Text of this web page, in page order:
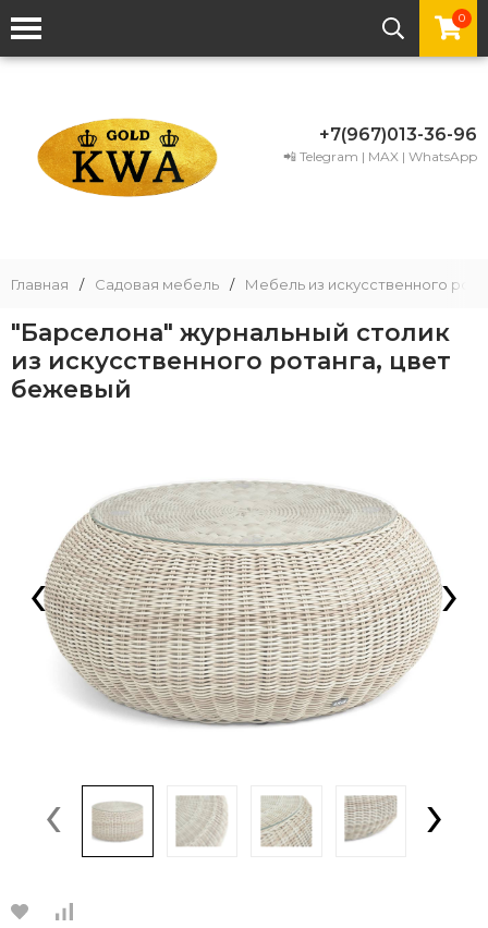
0
+7(967)013-36-96
📲 Telegram | MAX | WhatsApp
Главная / Садовая мебель / Мебель из искусственного
"Барселона" журнальный столик
из искусственного ротанга, цвет
бежевый
‹ ›
‹ ›